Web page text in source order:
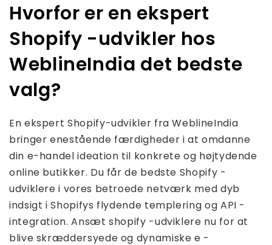
Hvorfor er en ekspert
Shopify -udvikler hos
WeblineIndia det bedste
valg?
En ekspert Shopify-udvikler fra WeblineIndia
bringer enestående færdigheder i at omdanne
din e-handel ideation til konkrete og højtydende
online butikker. Du får de bedste Shopify -
udviklere i vores betroede netværk med dyb
indsigt i Shopifys flydende templering og API -
integration. Ansæt shopify -udviklere nu for at
blive skræddersyede og dynamiske e -